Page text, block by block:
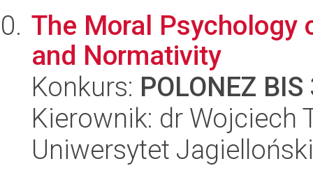
The Moral Psychology
and Normativity
Konkurs: POLONEZ BIS
Kierownik: dr Wojciech
Uniwersytet